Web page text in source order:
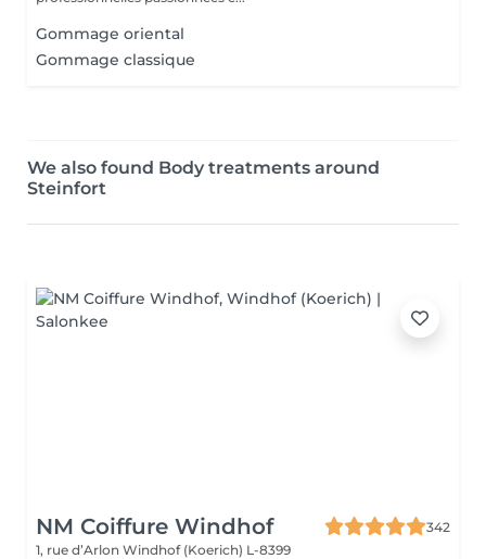
Gommage oriental
Gommage classique
We also found Body treatments around
Steinfort
NM Coiffure Windhof
342
1, rue d’Arlon Windhof (Koerich) L-8399